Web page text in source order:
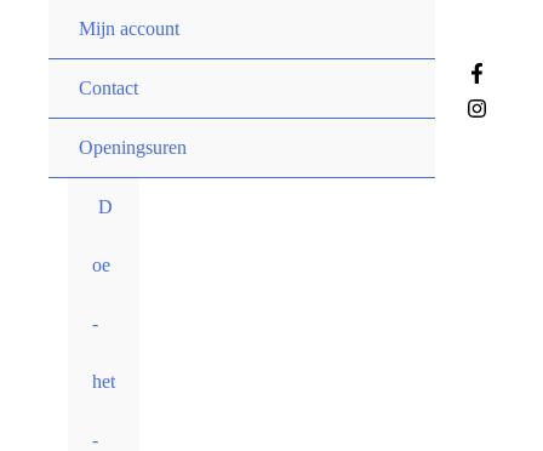
inhoud
Mijn account
Contact
Openingsuren
D
oe
-
het
-